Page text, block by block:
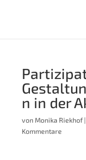
n in der
von Monika Riekhof|
Kommentare